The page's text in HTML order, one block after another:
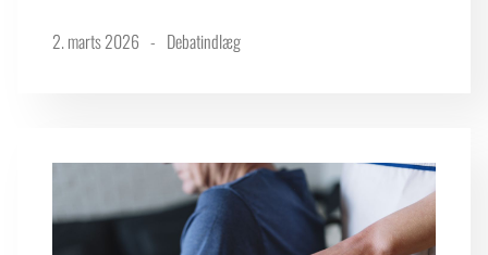
2. marts 2026 Debatindlæg